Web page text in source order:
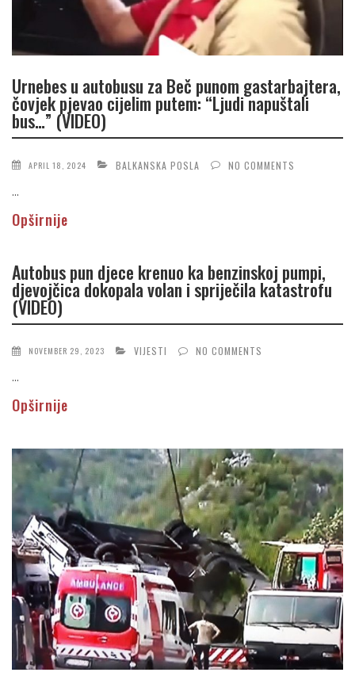
Urnebes u autobusu za Beč punom gastarbajtera,
čovjek pjevao cijelim putem: “Ljudi napuštali
bus…” (VIDEO)
APRIL 18, 2024 BALKANSKA POSLA NO COMMENTS
...
Opširnije
Autobus pun djece krenuo ka benzinskoj pumpi,
djevojčica dokopala volan i spriječila katastrofu
(VIDEO)
NOVEMBER 29, 2023 VIJESTI NO COMMENTS
...
Opširnije